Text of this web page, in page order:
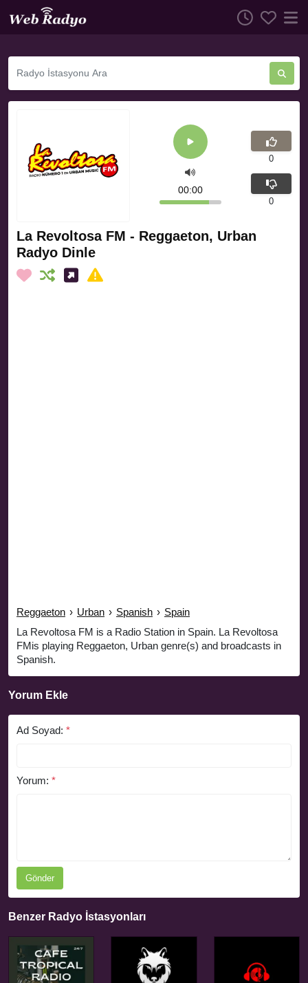
La Revoltosa FM - Reggaeton, Urban
Radyo Dinle
Reggaeton › Urban › Spanish › Spain
La Revoltosa FM is a Radio Station in Spain. La Revoltosa
FMis playing Reggaeton, Urban genre(s) and broadcasts in
Spanish.
00:00
0
0
Yorum Ekle
Ad Soyad: *
Yorum: *
Gönder
Benzer Radyo İstasyonları